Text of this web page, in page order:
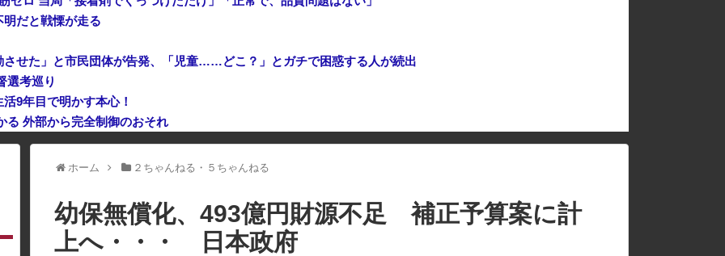
明だと戦慄が走る
させた」と市民団体が告発、「児童……どこ？」とガチで困惑する人が続出
選考巡り
9年目で明かす本心！
る 外部から完全制御のおそれ
ホーム
２ちゃんねる・５ちゃんねる
幼保無償化、493億円財源不足 補正予算案に計
上へ・・・ 日本政府